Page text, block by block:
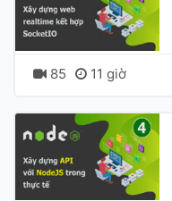
85 11 giờ